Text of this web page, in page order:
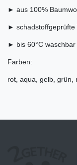
► aus 100%
► schadstoffgeprüfte
► bis 60°C waschbar
Farben:
rot, aqua, gelb, grün,